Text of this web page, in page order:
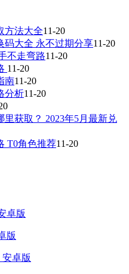
方法大全11-20
码大全 永不过期分享11-20
不走弯路11-20
11-20
南11-20
分析11-20
获取？ 2023年5月最新兑
T0角色推荐11-20
版